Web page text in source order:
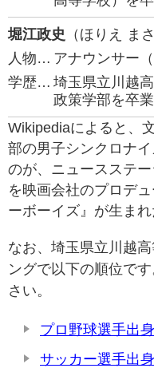
堀江政史 （ほりえ ま
人物… アナウンサー
学歴… 埼玉県立川越
政策学部を卒業
Wikipediaによると、
部の男子シンクロナ
のが、ニュースステ
を映画会社のプロデ
ーボーイズ』が生まれ
なお、埼玉県立川越
ングで以下の順位で
さい。
プロ野球選手出
サッカー選手出